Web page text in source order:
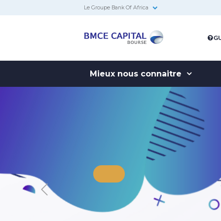
Le Groupe Bank Of Africa
Bourse
Mieux nous connaitre
BK
Le premier chatbot de la
réservé aux clients de BMCE
Previous